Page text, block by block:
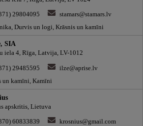
29804095
stamars@stamars.lv
Durvis un logi, Krāsnis un kamīni
SIA
iela 4, Rīga, Latvija, LV-1012
29485595
ilze@aprise.lv
un kamīni, Kamīni
apskritis, Lietuva
60833839
krosnius@gmail.com